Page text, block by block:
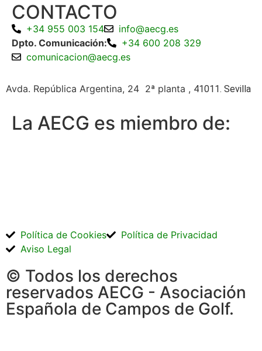
CONTACTO
+34 955 003 154
info@aecg.es
Dpto. Comunicación:
+34 600 208 329
comunicacion@aecg.es
Avda. República Argentina, 24 2ª planta , 41011. Sevilla
La AECG es miembro de:
© Todos los derechos
reservados AECG - Asociación
Española de Campos de Golf.
Política de Cookies
Política de Privacidad
Aviso Legal